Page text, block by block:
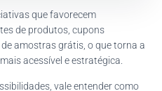
que favorecem
de produtos, cupons
amostras grátis, o que torna a
acessível e estratégica.
vale entender como